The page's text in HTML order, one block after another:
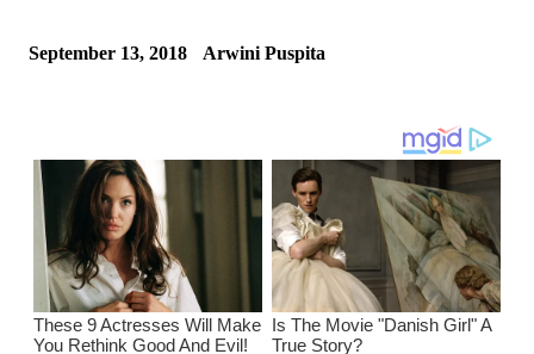
September 13, 2018 Arwini Puspita